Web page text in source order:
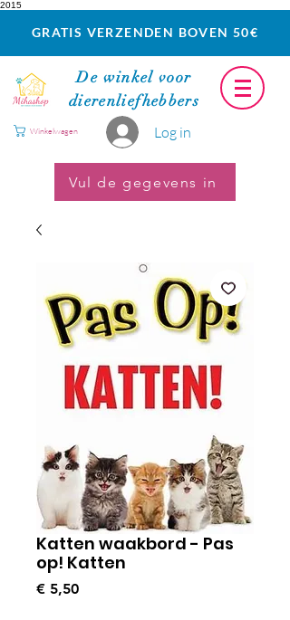
2015
GRATIS VERZENDEN BOVEN 50€
De winkel voor
dierenliefhebbers
Log in
Winkelwagen
Vul de gegevens in
Katten waakbord - Pas
op! Katten
€ 5,50Prijs